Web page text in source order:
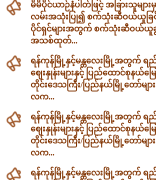
မိမိပိုင်ယာဉ်နံပါတ်ဖြင့် အခြားသူမျာ
လမ်းအသုံးပြု၍ စက်သုံးဆီဝယ်ယူခြ
ပိုင်ရှင်များအတွက် စက်သုံးဆီဝယ်ယူခွင့်
အသစ်ထုတ်...
ရန်ကုန်မြို့နှင့်မန္တလေးမြို့အတွက်
ဈေးနှုန်းများနှင့် ပြည်ထောင်စုနယ်မြ
တိုင်းဒေသကြီး/ပြည်နယ်မြို့တော်မ
လက...
ရန်ကုန်မြို့နှင့်မန္တလေးမြို့အတွက်
ဈေးနှုန်းများနှင့် ပြည်ထောင်စုနယ်မြ
တိုင်းဒေသကြီး/ပြည်နယ်မြို့တော်မ
လက...
ရန်ကုန်မြို့နှင့်မန္တလေးမြို့အတွက်